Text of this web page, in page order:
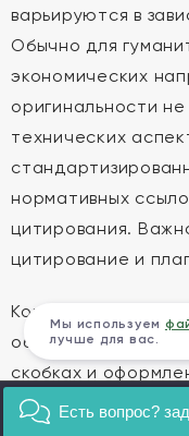
варьируются в
Обычно для
экономических
оригинальности
технических
нормативных
цитирования.
цитирование и
Корректное
обязательное
скобках и
это прямая речь).
Мы используем
лучше для вас.
Есть вопрос?